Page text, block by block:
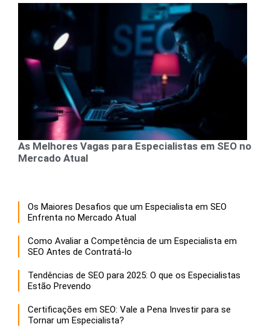
As Melhores Vagas para Especialistas em SEO no
Mercado Atual
Os Maiores Desafios que um Especialista em SEO
Enfrenta no Mercado Atual
Como Avaliar a Competência de um Especialista em
SEO Antes de Contratá-lo
Tendências de SEO para 2025: O que os Especialistas
Estão Prevendo
Certificações em SEO: Vale a Pena Investir para se
Tornar um Especialista?